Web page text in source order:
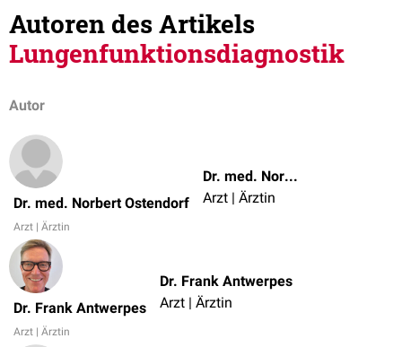
Autoren des Artikels
Lungenfunktionsdiagnostik
Autor
Dr. med. Norbert Ostendorf
Arzt | Ärztin
Dr. med. Norbert Ostendorf
Arzt | Ärztin
Dr. Frank Antwerpes
Arzt | Ärztin
Dr. Frank Antwerpes
Arzt | Ärztin